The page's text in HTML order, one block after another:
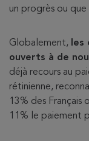
un progrès ou que
Globalement, les
ouverts à de
déjà recours au
rétinienne,
13% des
11% le paiement